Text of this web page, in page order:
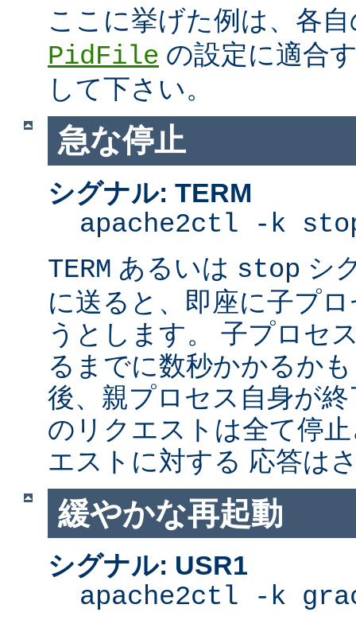
ここに挙げた例は、各
PidFile の設定に適合
して下さい。
急な停止
シグナル: TERM
apache2ctl -k
TERM あるいは stop シ
に送ると、即座に子プ
うとします。 子プロセ
るまでに数秒かかるか
後、親プロセス自身が
のリクエストは全て停
エストに対する 応答は
緩やかな再起動
シグナル: USR1
apache2ctl -k